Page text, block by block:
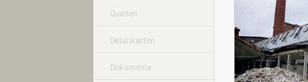
Quellen
Detailkarten
Dokumente